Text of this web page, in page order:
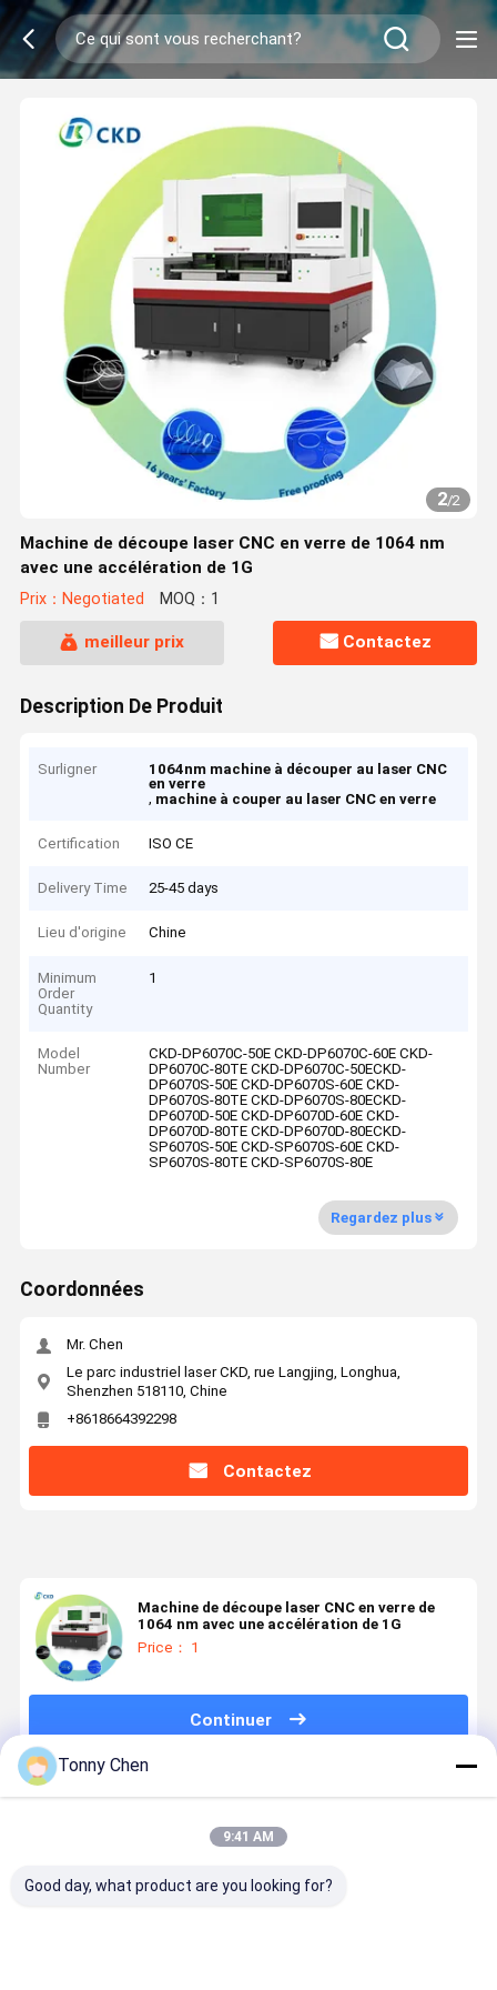
2/2
Machine de découpe laser CNC en verre de 1064 nm
avec une accélération de 1G
Prix：Negotiated MOQ：1
meilleur prix Contactez
Description De Produit
Surligner
1064nm machine à découper au laser CNC
en verre
, machine à couper au laser CNC en verre
Certification ISO CE
Delivery Time 25-45 days
Lieu d'origine Chine
Minimum
Order
Quantity
1
Model
Number
CKD-DP6070C-50E CKD-DP6070C-60E CKD-
DP6070C-80TE CKD-DP6070C-50ECKD-
DP6070S-50E CKD-DP6070S-60E CKD-
DP6070S-80TE CKD-DP6070S-80ECKD-
DP6070D-50E CKD-DP6070D-60E CKD-
DP6070D-80TE CKD-DP6070D-80ECKD-
SP6070S-50E CKD-SP6070S-60E CKD-
SP6070S-80TE CKD-SP6070S-80E
Regardez plus
Coordonnées
Mr. Chen
Le parc industriel laser CKD, rue Langjing, Longhua,
Shenzhen 518110, Chine
+8618664392298
Contactez
Machine de découpe laser CNC en verre de
1064 nm avec une accélération de 1G
Price： 1
Continuer
Produits Recommandés
Tonny Chen
9:41 AM
Good day, what product are you looking for?